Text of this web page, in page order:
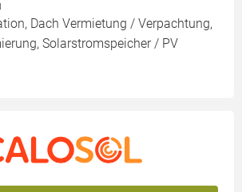
Dach Vermietung / Verpachtung,
Solarstromspeicher / PV